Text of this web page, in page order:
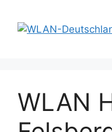
Inhalt
springen
WLAN